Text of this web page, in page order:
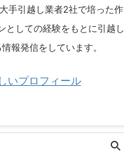
手引越し業者2社で培った作
としての経験をもとに引越し
報発信をしています。
いプロフィール